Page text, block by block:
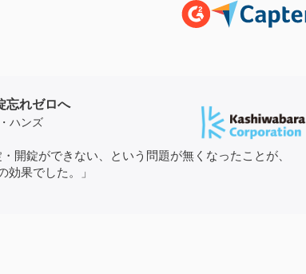
忘れゼロへ
ハンズ
・開錠ができない、という問題が無くなったことが、
効果でした。」